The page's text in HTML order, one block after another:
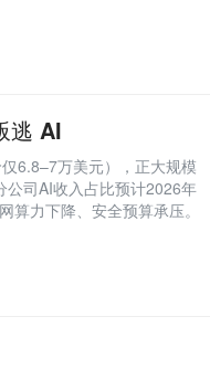
逃 AI
6.8–7万美元），正大规模
公司AI收入占比预计2026年
算力下降、安全预算承压。